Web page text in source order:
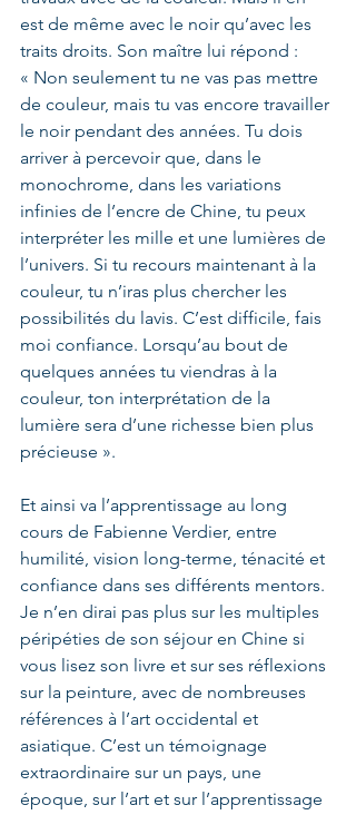
est de même avec le noir qu’avec les
traits droits. Son maître lui répond :
« Non seulement tu ne vas pas mettre
de couleur, mais tu vas encore travailler
le noir pendant des années. Tu dois
arriver à percevoir que, dans le
monochrome, dans les variations
infinies de l’encre de Chine, tu peux
interpréter les mille et une lumières de
l’univers. Si tu recours maintenant à la
couleur, tu n’iras plus chercher les
possibilités du lavis. C’est difficile, fais
moi confiance. Lorsqu’au bout de
quelques années tu viendras à la
couleur, ton interprétation de la
lumière sera d’une richesse bien plus
précieuse ».
Et ainsi va l’apprentissage au long
cours de Fabienne Verdier, entre
humilité, vision long-terme, ténacité et
confiance dans ses différents mentors.
Je n’en dirai pas plus sur les multiples
péripéties de son séjour en Chine si
vous lisez son livre et sur ses réflexions
sur la peinture, avec de nombreuses
références à l’art occidental et
asiatique. C’est un témoignage
extraordinaire sur un pays, une
époque, sur l’art et sur l’apprentissage